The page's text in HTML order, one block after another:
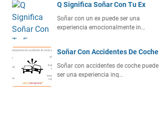
Q Significa Soñar Con Tu Ex
Soñar con un ex puede ser una
experiencia emocionalmente in…
Soñar Con Accidentes De Coche
Soñar con accidentes de coche puede
ser una experiencia inq…